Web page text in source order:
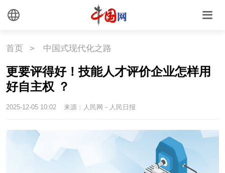
首页 > 中国式现代化之路
更要评得好！技能人才评价企业怎样用
好自主权 ？
2025-12-05 10:02 来源：人民网－人民日报